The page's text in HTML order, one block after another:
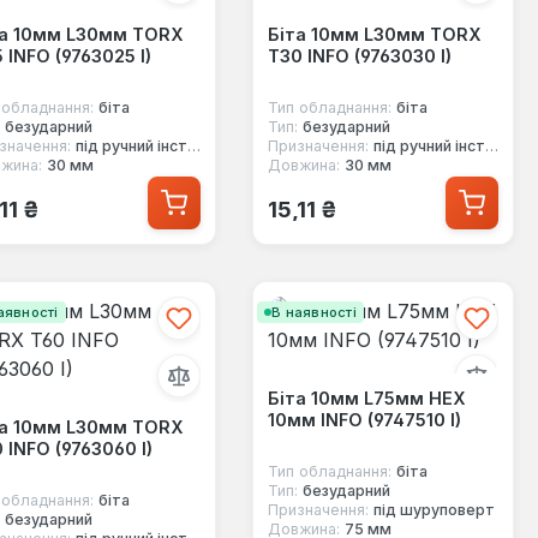
10мм L30мм TORX
INFO (9763025 I)
біта
безударний
під ручний інструмент
30 мм
ціна:
₴
Біта 10мм L30мм TORX
T30 INFO (9763030 I)
Тип обладнання: біта
Тип: безударний
Призначення: під ручний інструмент
Довжина: 30 мм
Звичайна ціна:
15,11 ₴
10мм L30мм TORX
INFO (9763060 I)
біта
безударний
В наявності
Біта 10мм L75мм HEX
10мм INFO (9747510 I)
Тип обладнання: біта
Тип: безударний
Призначення: під шуруповерт
Довжина: 75 мм